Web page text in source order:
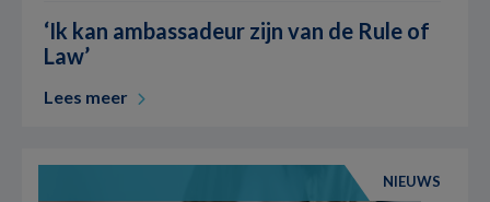
‘Ik kan ambassadeur zijn van de Rule of
Law’
Lees meer
NIEUWS